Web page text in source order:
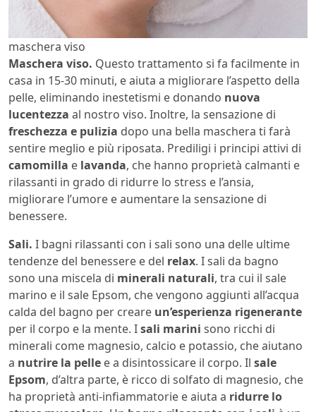
maschera viso
Maschera viso. Questo trattamento si fa facilmente in
casa in 15-30 minuti, e aiuta a migliorare l’aspetto della
pelle, eliminando inestetismi e donando nuova
lucentezza al nostro viso. Inoltre, la sensazione di
freschezza e pulizia dopo una bella maschera ti farà
sentire meglio e più riposata. Prediligi i principi attivi di
camomilla e lavanda, che hanno proprietà calmanti e
rilassanti in grado di ridurre lo stress e l’ansia,
migliorare l’umore e aumentare la sensazione di
benessere.
Sali. I bagni rilassanti con i sali sono una delle ultime
tendenze del benessere e del relax. I sali da bagno
sono una miscela di minerali naturali, tra cui il sale
marino e il sale Epsom, che vengono aggiunti all’acqua
calda del bagno per creare un’esperienza rigenerante
per il corpo e la mente. Isali marini sono ricchi di
minerali come magnesio, calcio e potassio, che aiutano
a nutrire la pelle e a disintossicare il corpo. Il sale
Epsom, d’altra parte, è ricco di solfato di magnesio, che
ha proprietà anti-infiammatorie e aiuta a ridurre lo